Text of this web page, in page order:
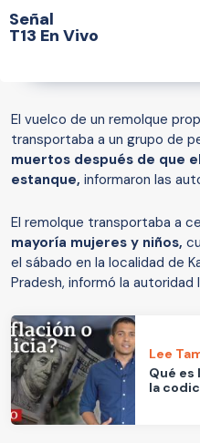
Señal
T13 En Vivo
El vuelco de un remolque
transportaba a un grupo de
muertos después de que
estanque, informaron las
El remolque transportaba a
mayoría mujeres y niños,
el sábado en la localidad de
Pradesh, informó la autoridad
Lee
Qué es
la